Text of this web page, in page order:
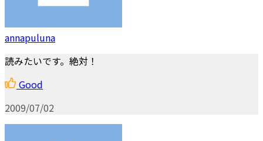
annapuluna
読みたいです。絶対！
Good
2009/07/02